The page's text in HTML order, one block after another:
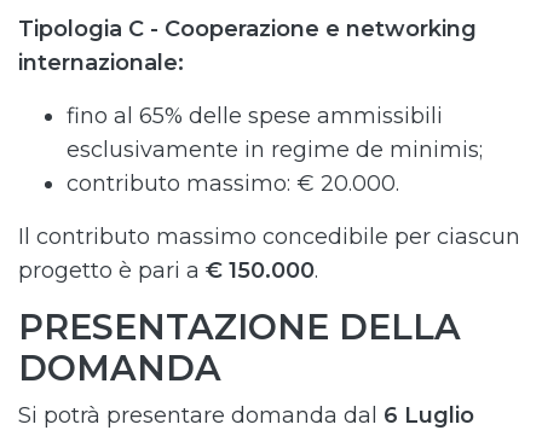
Tipologia C - Cooperazione e networking
internazionale:
fino al 65% delle spese ammissibili
esclusivamente in regime de minimis;
contributo massimo: € 20.000.
Il contributo massimo concedibile per ciascun
progetto è pari a € 150.000.
PRESENTAZIONE DELLA
DOMANDA
Si potrà presentare domanda dal 6 Luglio